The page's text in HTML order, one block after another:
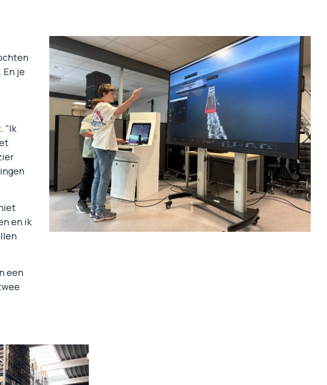
je
"Ik
en ik
een